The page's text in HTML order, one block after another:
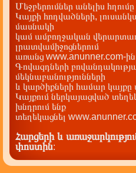
Մեջբերումներ անելիս
Կայքի հոդվածների,
մասնակի
կամ ամբողջական
լրատվամիջոցներում
առանց www.anunner.com-ին
Գովազդների
մեկնաբանությունների
և կարծիքների համար
Կայքում ներկայացված
խնդրում ենք
տեղեկացնել
Հարցերի և
փոստին: